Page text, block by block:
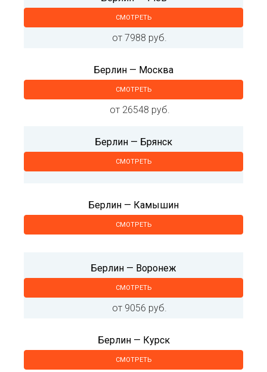
СМОТРЕТЬ
от 7988 руб.
Берлин — Москва
СМОТРЕТЬ
от 26548 руб.
Берлин — Брянск
СМОТРЕТЬ
Берлин — Камышин
СМОТРЕТЬ
Берлин — Воронеж
СМОТРЕТЬ
от 9056 руб.
Берлин — Курск
СМОТРЕТЬ